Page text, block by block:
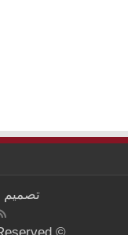
تصميم
© Copyright 2026, All Rights Reserved